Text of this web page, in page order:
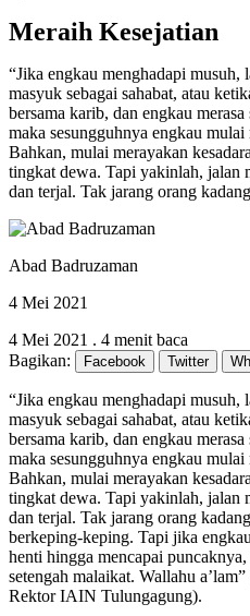
Meraih Kesejatian
“Jika engkau menghadapi
masyuk sebagai sahabat, atau
bersama karib, dan engkau
maka sesungguhnya engkau
Bahkan, mulai merayakan
tingkat dewa. Tapi yakinlah, jalan
dan terjal. Tak jarang orang
Abad Badruzaman
4 Mei 2021
4 Mei 2021 . 4 menit baca
Bagikan:
Facebook Twitter
“Jika engkau menghadapi
masyuk sebagai sahabat, atau
bersama karib, dan engkau
maka sesungguhnya engkau
Bahkan, mulai merayakan
tingkat dewa. Tapi yakinlah, jalan
dan terjal. Tak jarang orang
berkeping-keping. Tapi jika
henti hingga mencapai
setengah malaikat. Wallahu
Rektor IAIN Tulungagung).